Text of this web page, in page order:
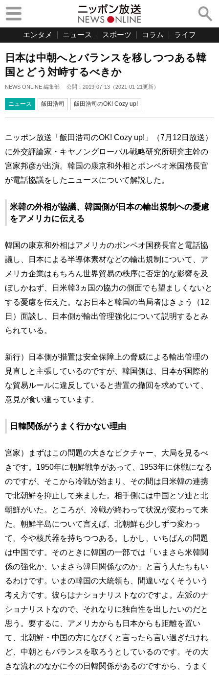
エンタメ ニュース スポーツ コラム ライフ
日本は中朝へとバランスを移しつつある韓
国とどう対峙するべきか
NEWS ONLINE 編集部 公開： 2019-07-13 （2021-01-21更新）
ニュース 飯田浩司 飯田浩司のOK! Cozy up!
ニッポン放送「飯田浩司のOK! Cozy up!」（7月12日放送）
に外交評論家・キヤノングローバル戦略研究所研究主幹の
宮家邦彦が出演。韓国の康京和外相とポンペオ米国務長官
が電話協議をしたニュースについて解説した。
米韓の外相が協議、韓国側が日本の輸出規制への憂慮
をアメリカに伝える
韓国の康京和外相はアメリカのポンペオ国務長官と電話協
議し、日本による半導体素材などの輸出規制について、ア
メリカ企業はもちろん世界貿易の秩序に否定的な影響を及
ぼしかねず、日米韓3ヵ国の協力の側面でも望ましくないと
する憂慮を伝えた。なお日本と韓国の当局者はきょう（12
日）面談し、日本側が輸出管理強化について説明するとみ
られている。
新行）日本側が措置は安全保障上の脅威による輸出管理の
見直しと主張しているのですが、韓国側は、日本が国際的
な貿易ルールに違反していると措置の撤回を求めていて、
意見が食い違っています。
日韓関係がうまく行かない理由
宮家）まずはこの問題の大きなピクチャー、大局を見るべ
きです。1950年に朝鮮戦争があって、1953年に休戦になる
のですが、そこから冷戦が始まり、その間は日米韓の連携
で北朝鮮を抑止して来ました。相手側には中国とソ連と北
朝鮮がいた。ところが、冷戦が終わって状況が変わって来
た。朝鮮半島について言えば、北朝鮮も少しずつ変わっ
て、今や核兵器を持ちつつある。しかし、いちばんの問題
は中国です。そのときに韓国の一部では「いまさら米韓関
係の強化か、いまさら韓日関係なのか」と言う人たちもい
るわけです。いまの韓国の大統領も、間違いなくそういう
考え方です。彼らはナショナリストなのですよ。左派のナ
ショナリストなので、それなりに独自性を出したいのだと
思う。要するに、アメリカからも日本からも距離を置い
て、北朝鮮・中国の方になびくと言ったら言い過ぎだけれ
ど、中朝ともバランスを取ろうとしているのです。その大
きな流れのなかに今の日韓関係があるのですから、うまく